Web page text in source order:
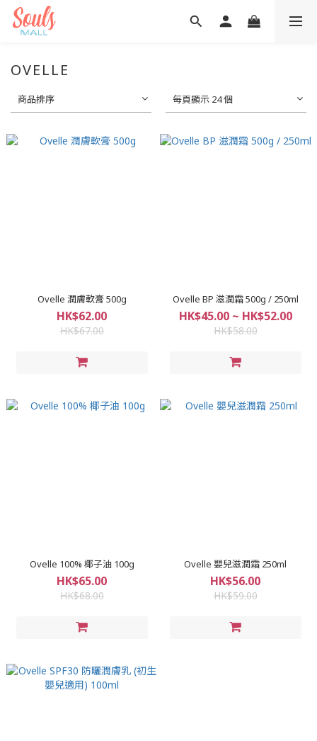
OVELLE
商品排序 每頁顯示 24 個
Ovelle 潤膚軟膏 500g
HK$62.00
HK$67.00
Ovelle BP 滋潤霜 500g / 250ml
HK$45.00 ~ HK$52.00
HK$58.00
Ovelle 100% 椰子油 100g
HK$65.00
HK$68.00
Ovelle 嬰兒滋潤霜 250ml
HK$56.00
HK$59.00